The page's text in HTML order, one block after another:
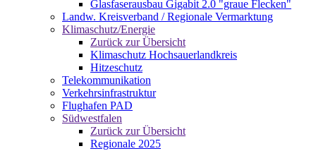
Glasfaserausbau Gigabit 2.0 "graue Flecken"
Landw. Kreisverband / Regionale Vermarktung
Klimaschutz/Energie
Zurück zur Übersicht
Klimaschutz Hochsauerlandkreis
Hitzeschutz
Telekommunikation
Verkehrsinfrastruktur
Flughafen PAD
Südwestfalen
Zurück zur Übersicht
Regionale 2025